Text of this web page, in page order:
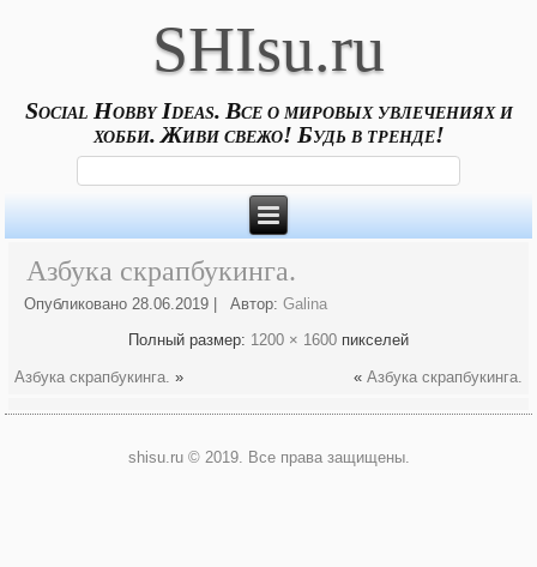
SHIsu.ru
Social Hobby Ideas. Все о мировых увлечениях и
хобби. Живи свежо! Будь в тренде!
Азбука скрапбукинга.
Опубликовано 28.06.2019 Автор: Galina
Полный размер: 1200 × 1600 пикселей
Азбука скрапбукинга. » « Азбука скрапбукинга.
shisu.ru © 2019. Все права защищены.